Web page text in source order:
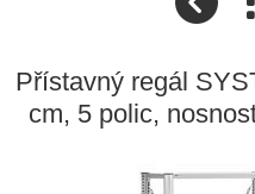
Přístavný regál
cm, 5 polic,